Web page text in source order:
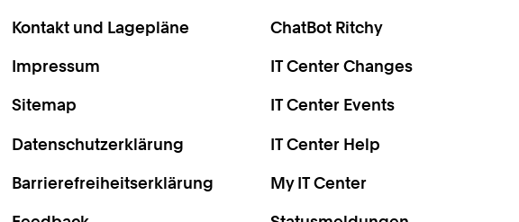
Kontakt und Lagepläne
Impressum
Sitemap
Datenschutzerklärung
Barrierefreiheitserklärung
ChatBot Ritchy
IT Center Changes
IT Center Events
IT Center Help
My IT Center